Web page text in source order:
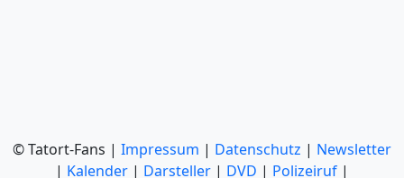
© Tatort-Fans | Impressum | Datenschutz | Newsletter
| Kalender | Darsteller | DVD | Polizeiruf |